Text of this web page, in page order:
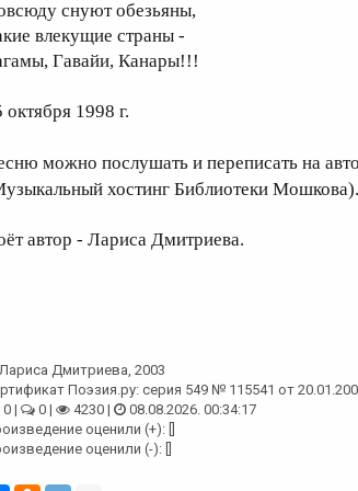
снуют обезьяны,
влекущие страны -
Гавайи, Канары!!!
октября 1998 г.
можно послушать и переписать на
хостинг Библиотеки Мошкова).
автор - Лариса Дмитриева.
Лариса Дмитриева, 2003
Поэзия.ру: серия 549 № 115541 от
0 |
0 | 4230 |
08.08.2026. 00:34:17
оценили (+): []
оценили (-): []